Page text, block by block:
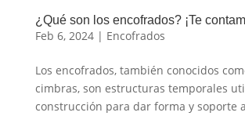
¿Qué son los encofrados? ¡Te
Feb 6, 2024| Encofrados
Los encofrados, también conocidos
cimbras, son estructuras temporales
construcción para dar forma y soporte